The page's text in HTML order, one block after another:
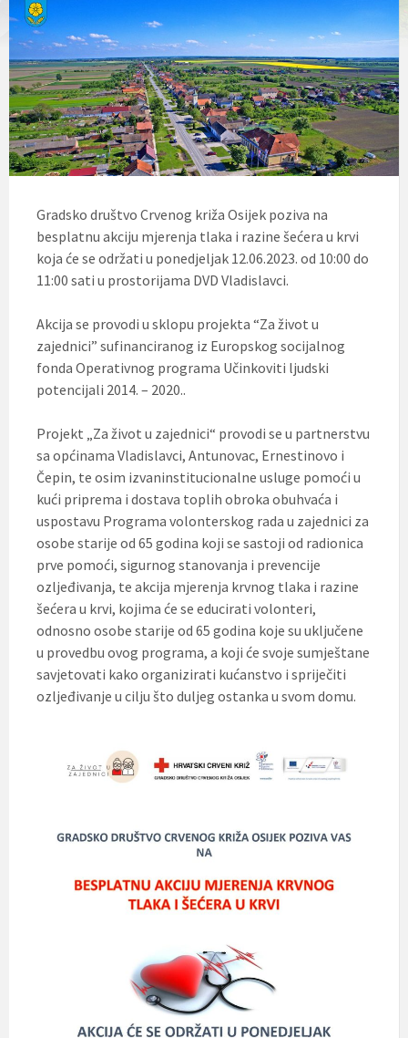
Gradsko društvo Crvenog križa Osijek poziva na
besplatnu akciju mjerenja tlaka i razine šećera u krvi
koja će se održati u ponedjeljak 12.06.2023. od 10:00 do
11:00 sati u prostorijama DVD Vladislavci.
Akcija se provodi u sklopu projekta “Za život u
zajednici” sufinanciranog iz Europskog socijalnog
fonda Operativnog programa Učinkoviti ljudski
potencijali 2014. – 2020..
Projekt „Za život u zajednici“ provodi se u partnerstvu
sa općinama Vladislavci, Antunovac, Ernestinovo i
Čepin, te osim izvaninstitucionalne usluge pomoći u
kući priprema i dostava toplih obroka obuhvaća i
uspostavu Programa volonterskog rada u zajednici za
osobe starije od 65 godina koji se sastoji od radionica
prve pomoći, sigurnog stanovanja i prevencije
ozljeđivanja, te akcija mjerenja krvnog tlaka i razine
šećera u krvi, kojima će se educirati volonteri,
odnosno osobe starije od 65 godina koje su uključene
u provedbu ovog programa, a koji će svoje sumještane
savjetovati kako organizirati kućanstvo i spriječiti
ozljeđivanje u cilju što duljeg ostanka u svom domu.